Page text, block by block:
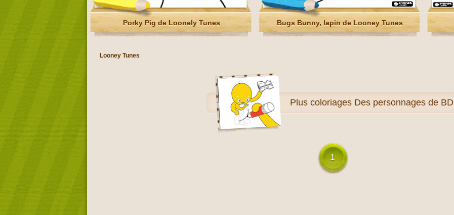
Porky Pig de Loonely Tunes Bugs Bunny, lapin de Looney Tunes
Looney Tunes
Plus coloriages Des personnages de BD
1